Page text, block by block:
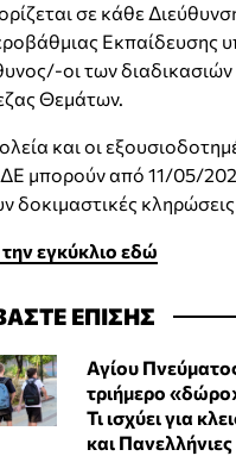
σε κάθε
Εκπαίδευσης
οι των
Θεμάτων.
και οι
μπορούν από 11/05/
δοκιμαστικές
την εγκύκλιο εδώ
ΕΠΙΣΗΣ
Αγίου
τριήμερο
Τι ισχύει για
και Πανελλήνιες